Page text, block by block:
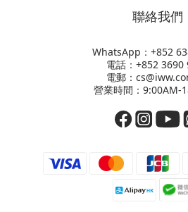
聯絡我們
WhatsApp：+852
電話：+852 3690
電郵：
營業時間：9:00AM-